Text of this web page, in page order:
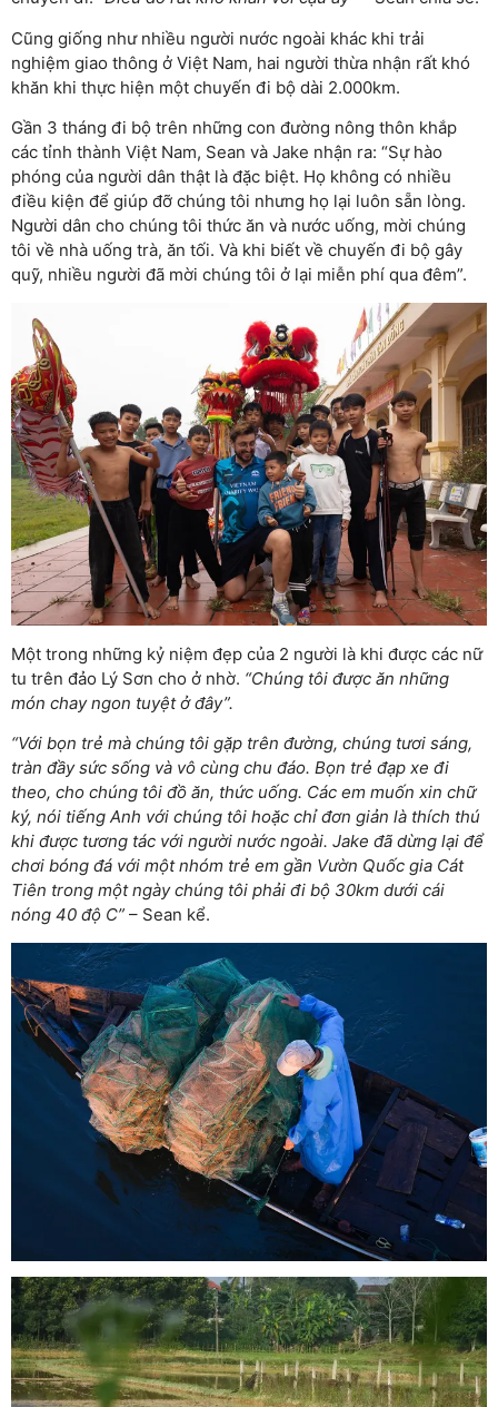
Cũng giống như nhiều người nước ngoài khác khi trải
nghiệm giao thông ở Việt Nam, hai người thừa nhận rất khó
khăn khi thực hiện một chuyến đi bộ dài 2.000km.
Gần 3 tháng đi bộ trên những con đường nông thôn khắp
các tỉnh thành Việt Nam, Sean và Jake nhận ra: “Sự hào
phóng của người dân thật là đặc biệt. Họ không có nhiều
điều kiện để giúp đỡ chúng tôi nhưng họ lại luôn sẵn lòng.
Người dân cho chúng tôi thức ăn và nước uống, mời chúng
tôi về nhà uống trà, ăn tối. Và khi biết về chuyến đi bộ gây
quỹ, nhiều người đã mời chúng tôi ở lại miễn phí qua đêm”.
Một trong những kỷ niệm đẹp của 2 người là khi được các nữ
tu trên đảo Lý Sơn cho ở nhờ. “Chúng tôi được ăn những
món chay ngon tuyệt ở đây”.
“Với bọn trẻ mà chúng tôi gặp trên đường, chúng tươi sáng,
tràn đầy sức sống và vô cùng chu đáo. Bọn trẻ đạp xe đi
theo, cho chúng tôi đồ ăn, thức uống. Các em muốn xin chữ
ký, nói tiếng Anh với chúng tôi hoặc chỉ đơn giản là thích thú
khi được tương tác với người nước ngoài. Jake đã dừng lại để
chơi bóng đá với một nhóm trẻ em gần Vườn Quốc gia Cát
Tiên trong một ngày chúng tôi phải đi bộ 30km dưới cái
nóng 40 độ C” – Sean kể.